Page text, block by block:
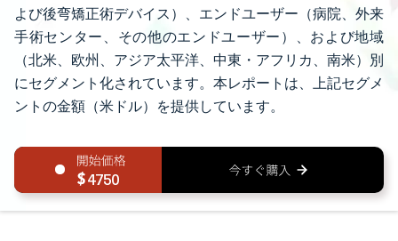
よび後弯矯正術デバイス）、エンドユーザー（病院、外来
手術センター、その他のエンドユーザー）、および地域
（北米、欧州、アジア太平洋、中東・アフリカ、南米）別
にセグメント化されています。本レポートは、上記セグメ
ントの金額（米ドル）を提供しています。
4750